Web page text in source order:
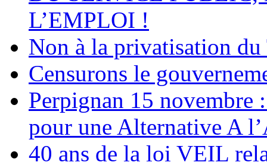
L’EMPLOI !
Non à la privatisation
Censurons le
Perpignan 15
pour une Alternative A
40 ans de la loi VEIL